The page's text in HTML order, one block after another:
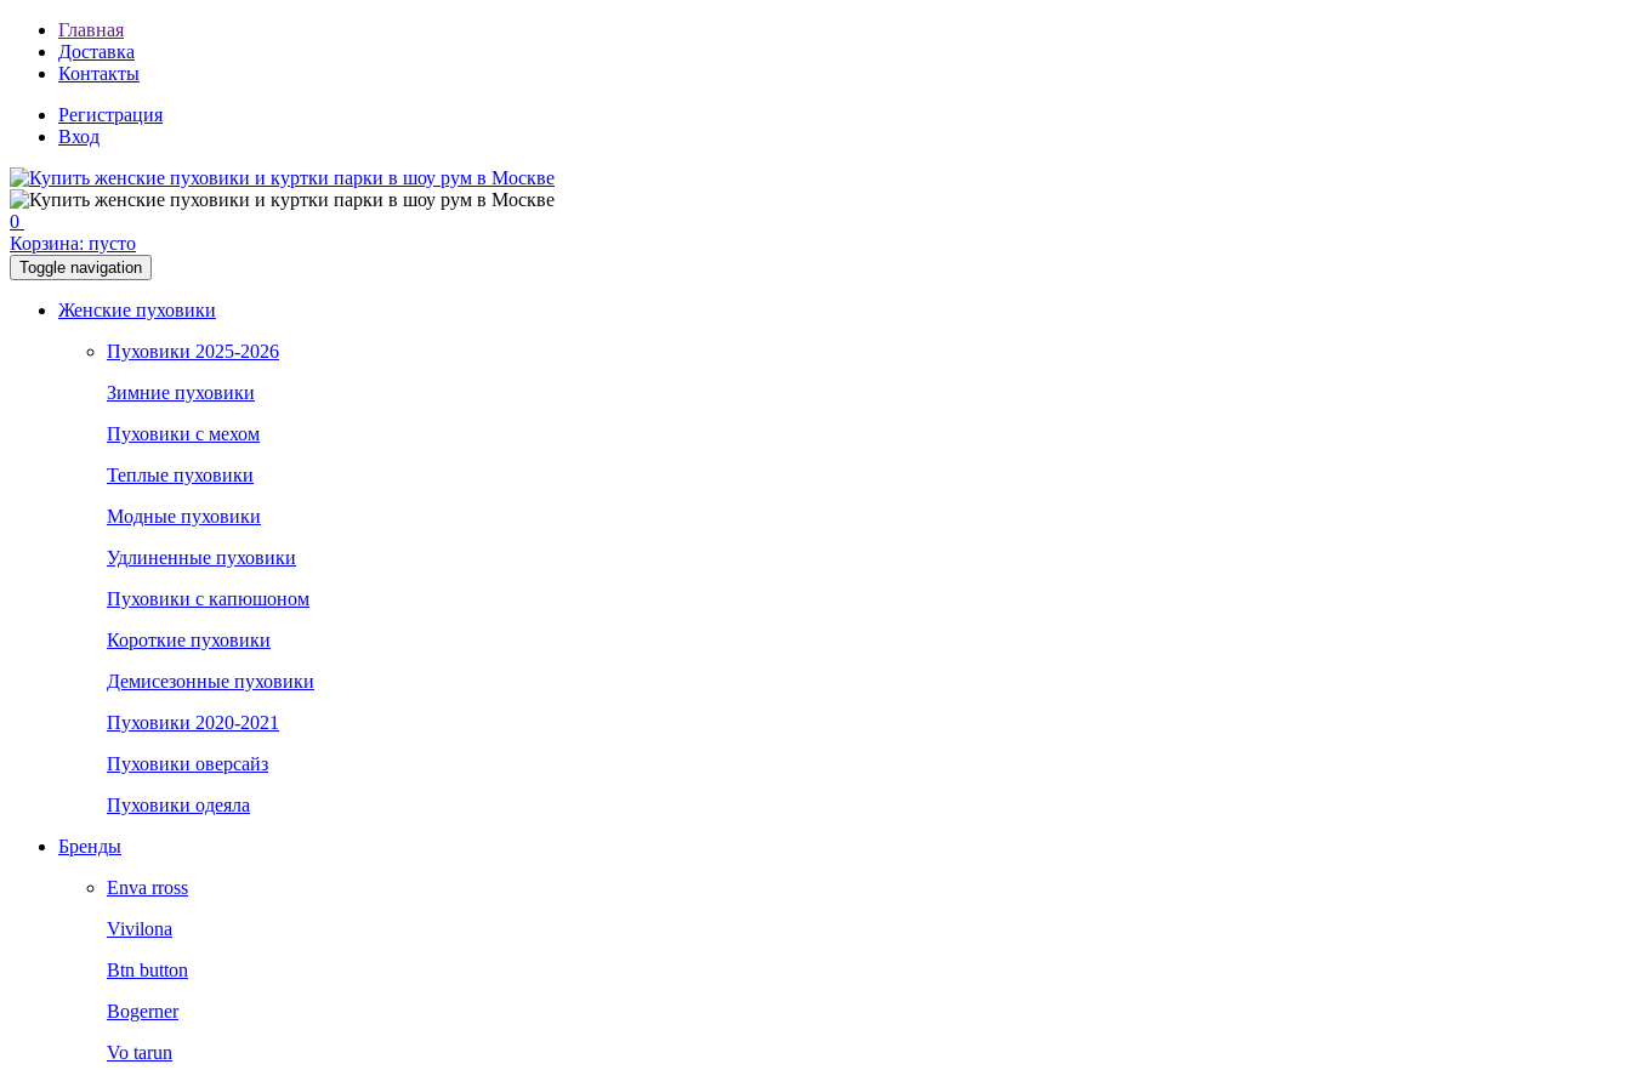
Главная
Доставка
Контакты
Регистрация
Вход
0
Корзина: пусто
Toggle navigation
Женские пуховики
Пуховики 2025-2026
Зимние пуховики
Пуховики с мехом
Теплые пуховики
Модные пуховики
Удлиненные пуховики
Пуховики с капюшоном
Короткие пуховики
Демисезонные пуховики
Пуховики 2020-2021
Пуховики оверсайз
Пуховики одеяла
Бренды
Enva rross
Vivilona
Btn button
Bogerner
Vo tarun